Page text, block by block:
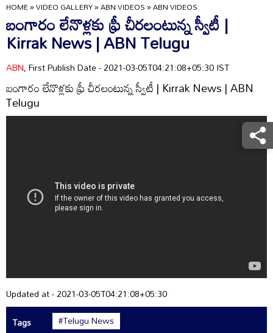
HOME»VIDEO GALLERY»ABN VIDEOS»ABN VIDEOS
బంగారం లేనొళ్లకు ఫ్రీ చీరలంటున్న స్వీటీ |
Kirrak News | ABN Telugu
ABN, First Publish Date - 2021-03-05T04:21:08+05:30 IST
బంగారం లేనొళ్లకు ఫ్రీ చీరలంటున్న స్వీటీ | Kirrak News | ABN
Telugu
Updated at - 2021-03-05T04:21:08+05:30
Tags
#Telugu News